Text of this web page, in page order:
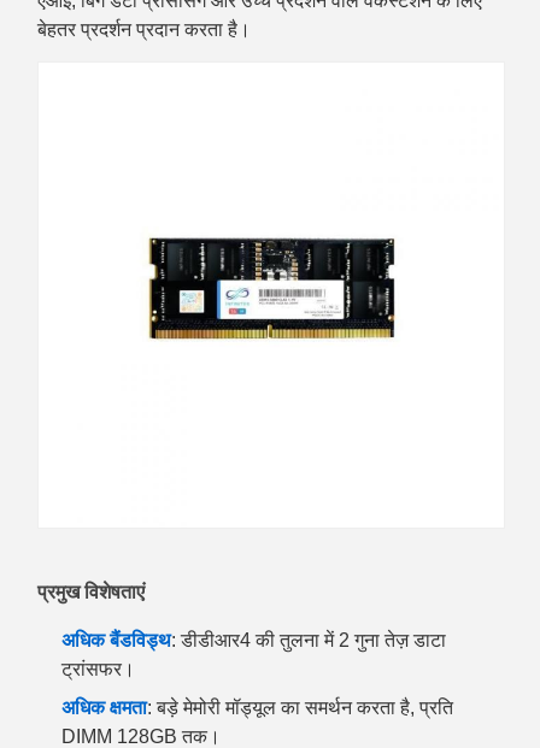
बेहतर प्रदर्शन प्रदान करता है।
प्रमुख विशेषताएं
अधिक बैंडविड्थ: डीडीआर4 की तुलना में 2 गुना तेज़ डाटा
ट्रांसफर।
अधिक क्षमता: बड़े मेमोरी मॉड्यूल का समर्थन करता है, प्रति
DIMM 128GB तक।